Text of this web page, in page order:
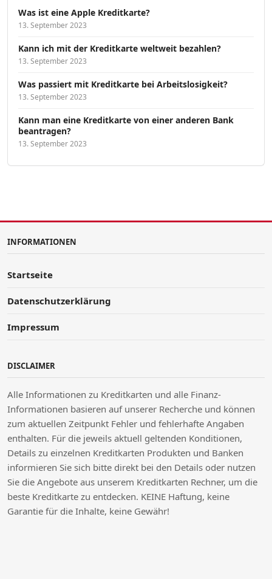
Was ist eine Apple Kreditkarte?
13. September 2023
Kann ich mit der Kreditkarte weltweit bezahlen?
13. September 2023
Was passiert mit Kreditkarte bei Arbeitslosigkeit?
13. September 2023
Kann man eine Kreditkarte von einer anderen Bank
beantragen?
13. September 2023
INFORMATIONEN
Startseite
Datenschutzerklärung
Impressum
DISCLAIMER
Alle Informationen zu Kreditkarten und alle Finanz-
Informationen basieren auf unserer Recherche und können
zum aktuellen Zeitpunkt Fehler und fehlerhafte Angaben
enthalten. Für die jeweils aktuell geltenden Konditionen,
Details zu einzelnen Kreditkarten Produkten und Banken
informieren Sie sich bitte direkt bei den Details oder nutzen
Sie die Angebote aus unserem Kreditkarten Rechner, um die
beste Kreditkarte zu entdecken. KEINE Haftung, keine
Garantie für die Inhalte, keine Gewähr!